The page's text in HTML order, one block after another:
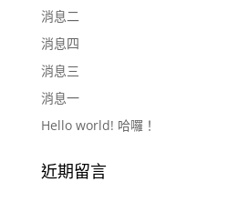
消息二
消息四
消息三
消息一
Hello world! 哈囉！
近期留言